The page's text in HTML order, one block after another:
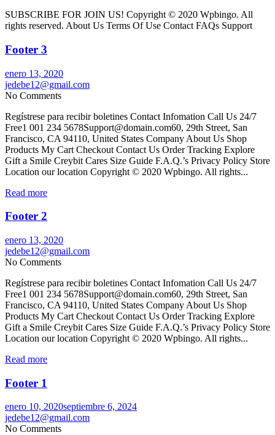
SUBSCRIBE FOR JOIN US! Copyright © 2020 Wpbingo. All
rights reserved. About Us Terms Of Use Contact FAQs Support
Footer 3
enero 13, 2020
jedebe12@gmail.com
No Comments
Regístrese para recibir boletines Contact Infomation Call Us 24/7
Free1 001 234 5678Support@domain.com60, 29th Street, San
Francisco, CA 94110, United States Company About Us Shop
Products My Cart Checkout Contact Us Order Tracking Explore
Gift a Smile Creybit Cares Size Guide F.A.Q.’s Privacy Policy Store
Location our location Copyright © 2020 Wpbingo. All rights...
Read more
Footer 2
enero 13, 2020
jedebe12@gmail.com
No Comments
Regístrese para recibir boletines Contact Infomation Call Us 24/7
Free1 001 234 5678Support@domain.com60, 29th Street, San
Francisco, CA 94110, United States Company About Us Shop
Products My Cart Checkout Contact Us Order Tracking Explore
Gift a Smile Creybit Cares Size Guide F.A.Q.’s Privacy Policy Store
Location our location Copyright © 2020 Wpbingo. All rights...
Read more
Footer 1
enero 10, 2020septiembre 6, 2024
jedebe12@gmail.com
No Comments